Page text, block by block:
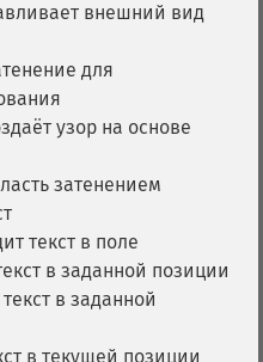
внешний вид
для
узор на основе
затенением
текст в поле
в заданной позиции
в заданной
в текущей позиции